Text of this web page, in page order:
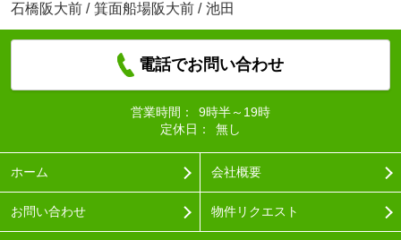
石橋阪大前 / 箕面船場阪大前 / 池田
電話でお問い合わせ
営業時間：
9時半～19時
定休日：
無し
ホーム 会社概要
お問い合わせ 物件リクエスト